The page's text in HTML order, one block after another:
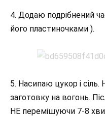
4. Додаю подрібнений
його пластиночками ).
5. Насипаю цукор і
заготовку на вогонь.
НЕ перемішуючи 7-8